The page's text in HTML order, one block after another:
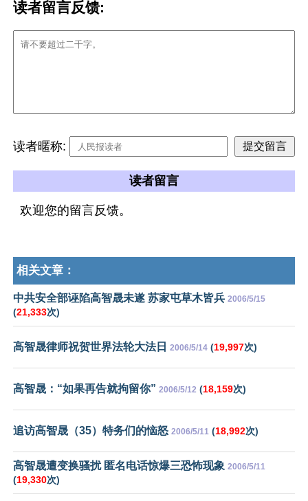
读者留言反馈:
读者暱称:
读者留言
欢迎您的留言反馈。
相关文章：
中共安全部诬陷高智晟未遂 苏家屯草木皆兵 2006/5/15
(21,333次)
高智晟律师祝贺世界法轮大法日 2006/5/14 (19,997次)
高智晟：“如果再告就拘留你” 2006/5/12 (18,159次)
追访高智晟（35）特务们的恼怒 2006/5/11 (18,992次)
高智晟遭变换骚扰 匿名电话惊爆三恐怖现象 2006/5/11
(19,330次)